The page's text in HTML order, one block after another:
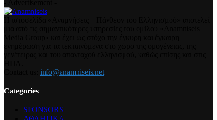
info@anamniseis.net
Categories
SPONSORS
ΑΘΛΗΤΙΚΑ